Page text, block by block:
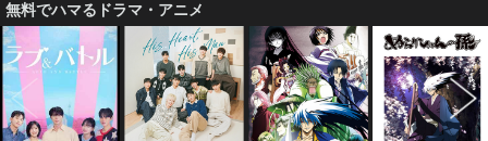
無料でハマるドラマ・アニメ